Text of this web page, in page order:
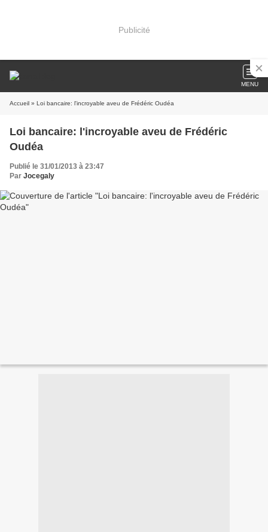
Publicité
MENU
Accueil » Loi bancaire: l'incroyable aveu de Frédéric Oudéa
Loi bancaire: l'incroyable aveu de Frédéric
Oudéa
Publié le 31/01/2013 à 23:47
Par Jocegaly